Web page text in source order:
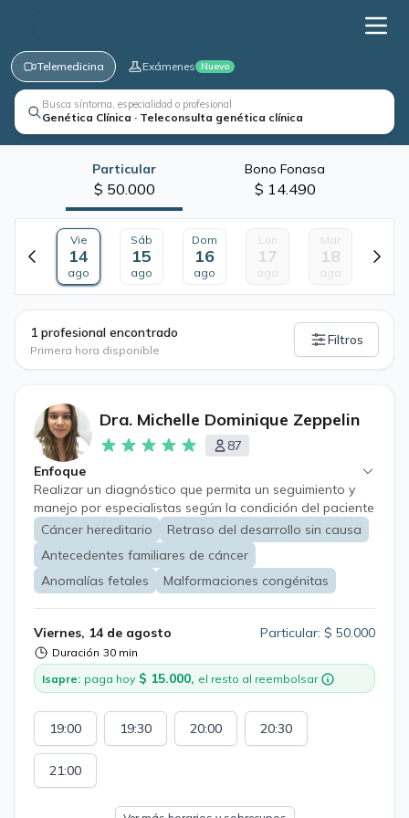
Telemedicina Exámenes Nuevo
Busca síntoma, especialidad o profesional
Genética Clínica · Teleconsulta genética clínica
Particular
$ 50.000
Bono Fonasa
$ 14.490
Vie
14
ago
Sáb
15
ago
Dom
16
ago
Lun
17
ago
Mar
18
ago
1 profesional encontrado
Primera hora disponible
Filtros
Dra. Michelle Dominique Zeppelin
87
Enfoque
Realizar un diagnóstico que permita un seguimiento y
manejo por especialistas según la condición del paciente
Es una especialidad que realiza diagnóstico,
seguimiento y asesoramiento a personas de todas las
edades. Se realiza estudio familiar en caso de ser
pertinente.
Cáncer hereditario
Retraso del desarrollo sin causa
Antecedentes familiares de cáncer
Anomalías fetales
Malformaciones congénitas
Viernes, 14 de agosto
Duración 30 min
Particular: $ 50.000
Isapre: paga hoy $ 15.000, el resto al reembolsar
19:00 19:30 20:00 20:30
21:00